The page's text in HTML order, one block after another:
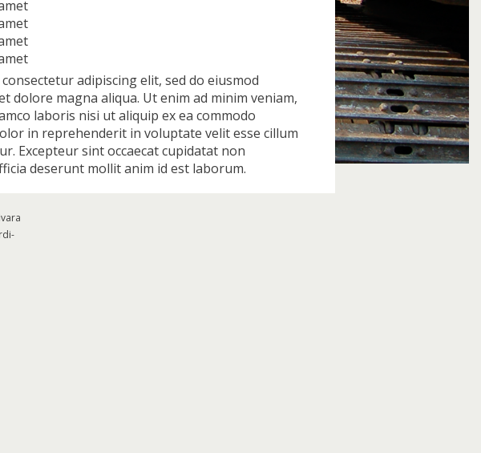
adipiscing elit, sed do eiusmod
dolore magna aliqua. Ut enim ad minim veniam,
laboris nisi ut aliquip ex ea commodo
in reprehenderit in voluptate velit esse cillum
Excepteur sint occaecat cupidatat non
deserunt mollit anim id est laborum.